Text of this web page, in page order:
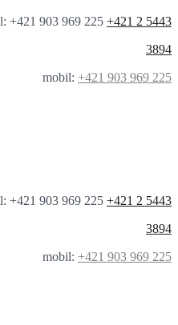
+421 903 969 225 +421 2 5443
3894
mobil: +421 903 969 225
+421 903 969 225 +421 2 5443
3894
mobil: +421 903 969 225